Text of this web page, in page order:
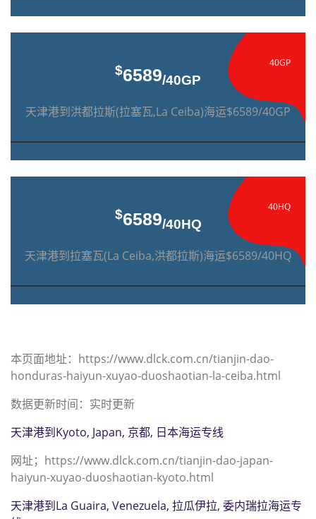
40GP
$6589/40GP
天津港到洪都拉斯(拉塞瓦,La Ceiba)海运$6589/40GP
40HQ
$6589/40HQ
天津港到拉塞瓦(La Ceiba,洪都拉斯)海运$6589/40HQ
本页面地址：https://www.dlck.com.cn/tianjin-dao-
honduras-haiyun-xuyao-duoshaotian-la-ceiba.html
数据更新时间：实时更新
天津港到Kyoto, Japan, 京都, 日本海运专线
网址；https://www.dlck.com.cn/tianjin-dao-japan-
haiyun-xuyao-duoshaotian-kyoto.html
天津港到La Guaira, Venezuela, 拉瓜伊拉, 委内瑞拉海运专